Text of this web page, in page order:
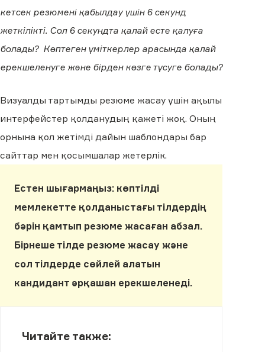
кетсек резюмені қабылдау үшін 6 секунд
жеткілікті. Сол 6 секундта қалай есте қалуға
болады? Көптеген үміткерлер арасында қалай
ерекшеленуге және бірден көзге түсуге болады?
Визуалды тартымды резюме жасау үшін ақылы
интерфейстер қолданудың қажеті жоқ. Оның
орнына қол жетімді дайын шаблондары бар
сайттар мен қосымшалар жетерлік.
Естен шығармаңыз: көптілді
мемлекетте қолданыстағы тілдердің
бәрін қамтып резюме жасаған абзал.
Бірнеше тілде резюме жасау және
сол тілдерде сөйлей алатын
кандидант әрқашан ерекшеленеді.
Читайте также: